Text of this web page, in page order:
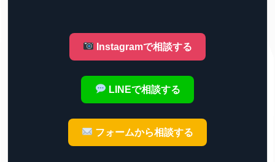
Instagramで相談する
LINEで相談する
フォームから相談する